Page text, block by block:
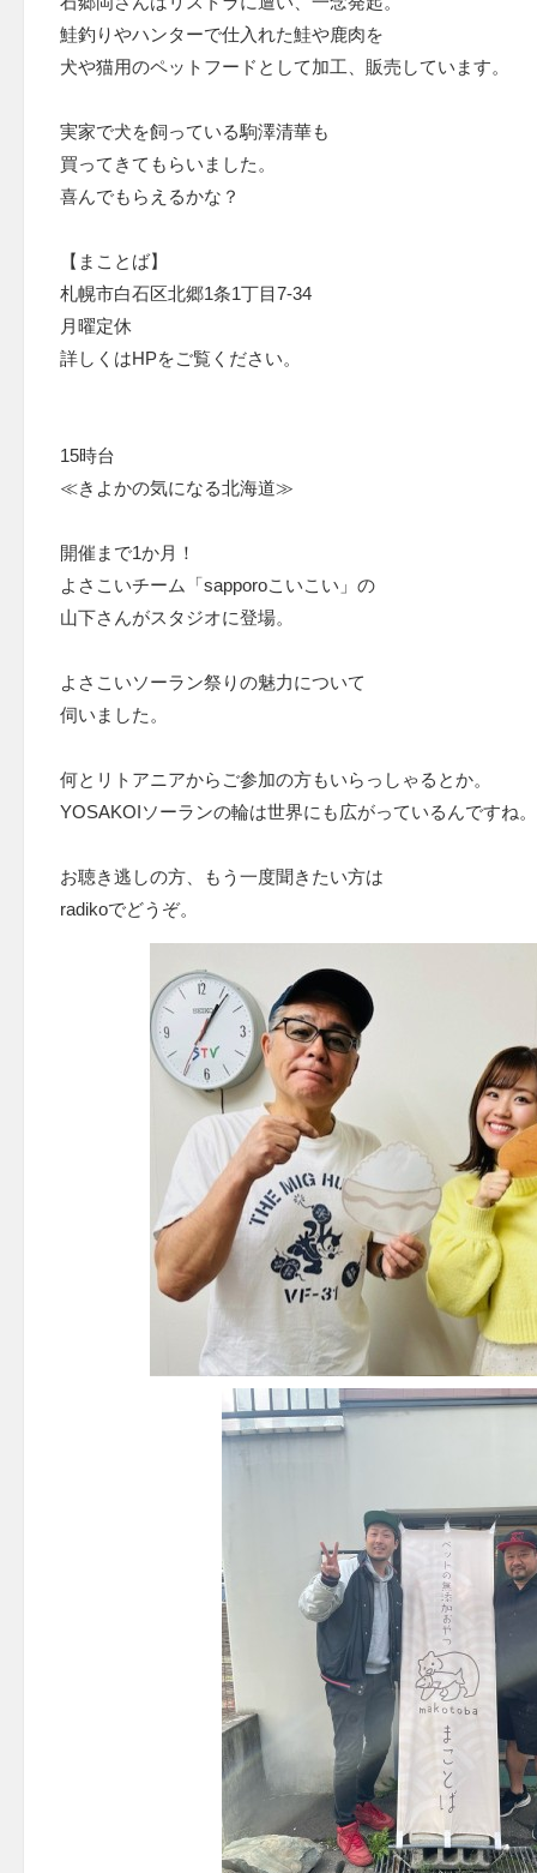
鮭釣りやハンターで仕入れた鮭や鹿肉を
犬や猫用のペットフードとして加工、販売しています。
実家で犬を飼っている駒澤清華も
買ってきてもらいました。
喜んでもらえるかな？
【まことば】
札幌市白石区北郷1条1丁目7-34
月曜定休
詳しくはHPをご覧ください。
15時台
≪きよかの気になる北海道≫
開催まで1か月！
よさこいチーム「sapporoこいこい」の
山下さんがスタジオに登場。
よさこいソーラン祭りの魅力について
伺いました。
何とリトアニアからご参加の方もいらっしゃるとか。
YOSAKOIソーランの輪は世界にも広がっているんですね。
お聴き逃しの方、もう一度聞きたい方は
radikoでどうぞ。